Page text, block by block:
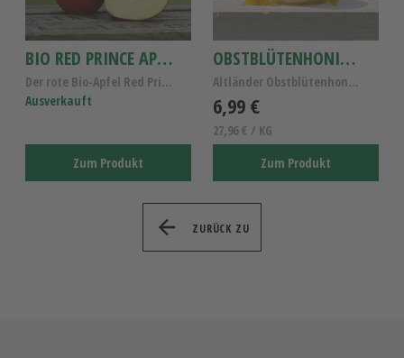
BIO RED PRINCE APFEL
Der rote Bio-Apfel Red Prince KL.I
Ausverkauft
Zum Produkt
OBSTBLÜTENHONIG 250G
Altländer Obstblütenhonig, reiner Obstblütenhonig,...
6,99 €
27,96 € / KG
Zum Produkt
ZURÜCK ZU